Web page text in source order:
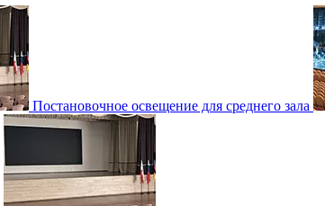
Постановочное освещение для среднего зала